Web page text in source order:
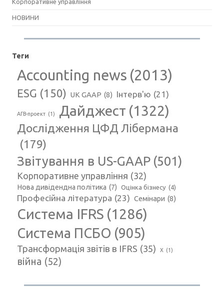
Корпоративне управління
НОВИНИ
Теги
Accounting news (2013)
ESG (150) UK GAAP (8) Інтерв'ю (21)
АГВ-проект (1) Дайджест (1322)
Дослідження ЦФД Лібермана
(179)
Звітування в US-GAAP (501)
Корпоративне управління (32)
Нова дивідендна політика (7) Оцінка бізнесу (4)
Професійна література (23) Семінари (8)
Система IFRS (1286)
Система ПСБО (905)
Трансформація звітів в IFRS (35) Х (1)
війна (52)